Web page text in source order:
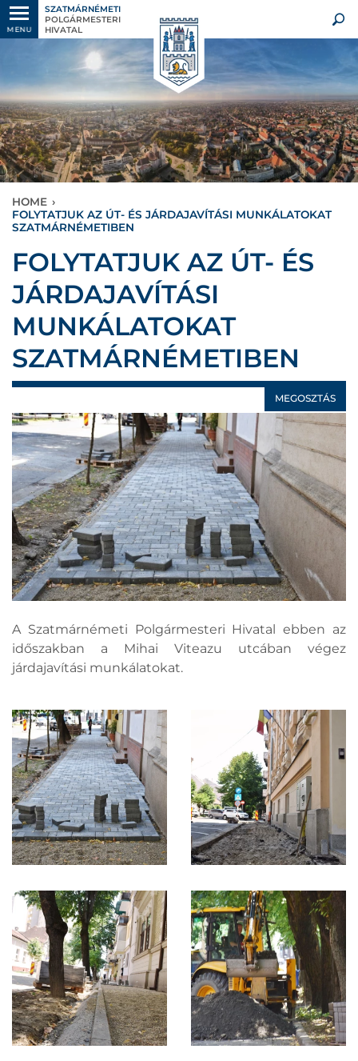
MENU
SZATMÁRNÉMETI
POLGÁRMESTERI
HIVATAL
HOME ›
FOLYTATJUK AZ ÚT- ÉS JÁRDAJAVÍTÁSI MUNKÁLATOKAT
SZATMÁRNÉMETIBEN
FOLYTATJUK AZ ÚT- ÉS
JÁRDAJAVÍTÁSI
MUNKÁLATOKAT
SZATMÁRNÉMETIBEN
MEGOSZTÁS
A Szatmárnémeti Polgármesteri Hivatal ebben az
időszakban a Mihai Viteazu utcában végez
járdajavítási munkálatokat.